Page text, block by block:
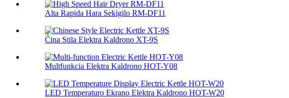
Alta Rapida Hara Sekigilo RM-DF11
Ĉina Stila Elektra Kaldrono XT-9S
Multfunkcia Elektra Kaldrono HOT-Y08
LED Temperaturo Ekrano Elektra Kaldrono HOT-W20